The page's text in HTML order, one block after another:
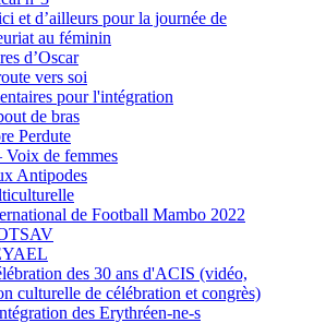
et d’ailleurs pour la journée de
au féminin
d’Oscar
vers soi
pour l'intégration
de bras
Perdute
de femmes
Antipodes
de Football Mambo 2022
des 30 ans d'ACIS (vidéo,
culturelle de célébration et congrès)
des Erythréen-ne-s